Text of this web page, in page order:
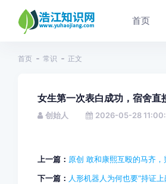
首页
首页 常识 正文
女生第一次表白成功，宿舍直
创始人 2026-05-28
上一篇： 原创 敢和康熙互殴的马齐
下一篇： 人形机器人为何也要“持证上